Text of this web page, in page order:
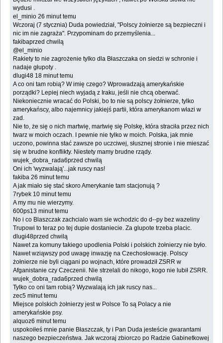
wydusi .‎
el_minio 26 minut temu
Wczoraj (7 stycznia) Duda powiedział, "Polscy żołnierze są bezpieczni i
nic im nie zagraża". ‎Przypominam do przemyślenia...‎
fakibaprzed chwilą
@el_minio
Rakiety to nie zagrożenie tylko dla Błaszczaka on siedzi w schronie i
nadaje głupoty .‎
dlugi48 18 minut temu
A co oni tam robią? W imię czego? Wprowadzają amerykańskie
porządki? Lepiej niech wyjadą ‎z Iraku, jeśli nie chcą oberwać.
Niekoniecznie wracać do Polski, bo to nie są polscy żołnierze, ‎tylko
amerykańscy, albo najemnicy jakiejś partii, która amerykanom włazi w
zad.‎
Nie to, że się o nich martwię, martwię się Polskę, która straciła przez nich
twarz w moich oczach. ‎I pewnie nie tylko w moich. Polska, jak mnie
uczono, powinna stać zawsze po uczciwej, ‎słusznej stronie i nie mieszać
się w brudne konflikty. Niestety mamy brudne rządy.‎
wujek_dobra_rada6przed chwilą
Oni ich 'wyzwalają'...jak ruscy nas!‎
fakiba 26 minut temu
A jak miało się stać skoro Amerykanie tam stacjonują ?‎
‎7rybek 10 minut temu‎
A my mu nie wierzymy.‎
‎600ps13 minut temu‎
No i co Blaszczak zachcialo wam sie wchodzic do d--py bez wazeliny
Trupowi to teraz po tej ‎dupie dostaniecie. Za glupote trzeba placic.‎
dlugi48przed chwilą
Nawet za komuny takiego upodlenia Polski i polskich żołnierzy nie było.
Nawet wziąwszy pod ‎uwagę inwazję na Czechosłowację. Polscy
żołnierze nie byli ciągani po wojnach, które ‎prowadził ZSRR w
Afganistanie czy Czeczenii. Nie strzelali do nikogo, kogo nie lubił ZSRR.‎
wujek_dobra_rada6przed chwilą
Tylko co oni tam robią? Wyzwalają ich jak ruscy nas...‎
zec5 minut temu
Miejsce polskich żołnierzy jest w Polsce To są Polacy a nie
amerykańskie psy.‎
alquoz6 minut temu
uspokoiłeś mnie panie Błaszczak, ty i Pan Duda jesteście gwarantami
naszego bezpieczeństwa. ‎Jak wczoraj zbiorczo po Radzie Gabinetkowej